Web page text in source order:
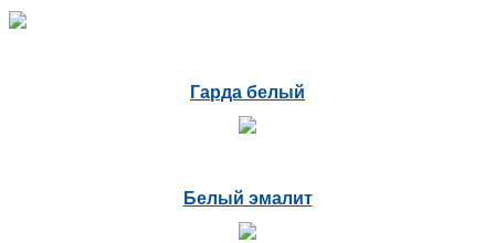
Гарда белый
Белый эмалит